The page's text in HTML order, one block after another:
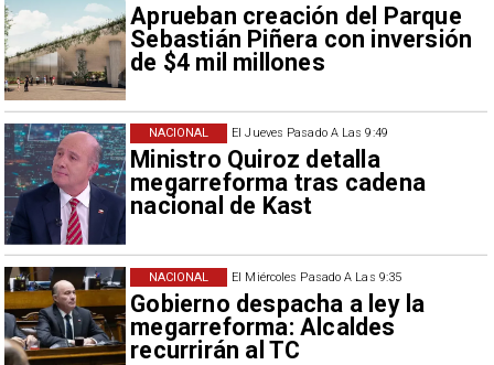
Aprueban creación del Parque
Sebastián Piñera con inversión
de $4 mil millones
El Jueves Pasado A Las 9:49
Ministro Quiroz detalla
megarreforma tras cadena
nacional de Kast
NACIONAL
El Miércoles Pasado A Las 9:35
Gobierno despacha a ley la
megarreforma: Alcaldes
recurrirán al TC
NACIONAL